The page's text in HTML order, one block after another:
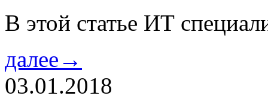
В этой статье ИТ
далее→
03.01.2018